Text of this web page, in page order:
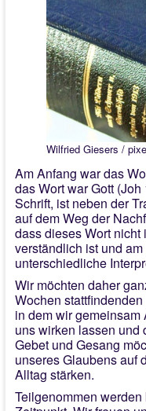
Wilfried Giesers /
Am Anfang war das
das Wort war Gott
Schrift, ist neben der
auf dem Weg der
dass dieses Wort
verständlich ist und
unterschiedliche
Wir möchten daher
Wochen
in dem wir
uns wirken lassen und
Gebet und Gesang
unseres Glaubens auf
Alltag stärken.
Teilgenommen